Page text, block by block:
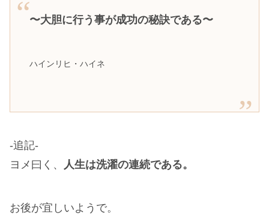
〜大胆に行う事が成功の秘訣である〜
ハインリヒ・ハイネ
-追記-
ヨメ曰く、 人生は洗濯の連続である。
お後が宜しいようで。